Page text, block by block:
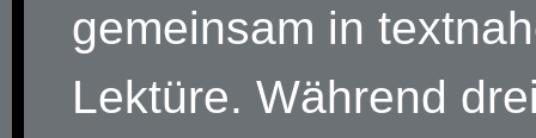
gemeinsam in
Lektüre. Während